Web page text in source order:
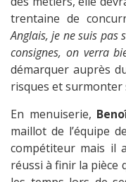
trentaine de
Anglais, je ne suis pas
consignes, on verra
démarquer auprès
risques et surmonter
En menuiserie,
maillot de l’équipe
compétiteur mais il
réussi à finir la pièce